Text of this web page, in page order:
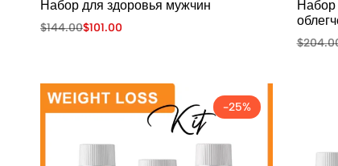
Набор для здоровья мужчин
$144.00$101.00
Набор
$
-25%